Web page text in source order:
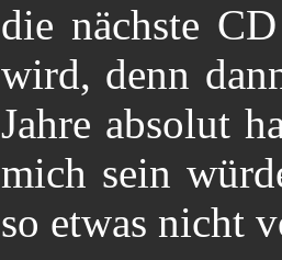
die nächste
wird, denn
Jahre absolut
mich sein
so etwas nicht